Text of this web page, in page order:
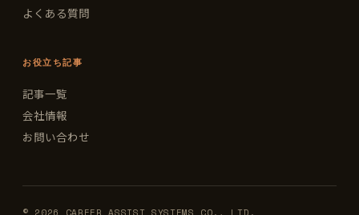
よくある質問
お役立ち記事
記事一覧
会社情報
お問い合わせ